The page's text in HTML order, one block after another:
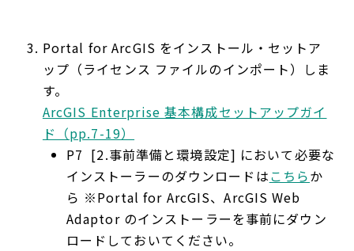
Portal for ArcGIS をインストール・セットア
ップ（ライセンス ファイルのインポート）しま
す。
ArcGIS Enterprise 基本構成セットアップガイ
ド（pp.7-19）
P7 [2.事前準備と環境設定] において必要な
インストーラーのダウンロードはこちらか
ら ※Portal for ArcGIS、ArcGIS Web
Adaptor のインストーラーを事前にダウン
ロードしておいてください。